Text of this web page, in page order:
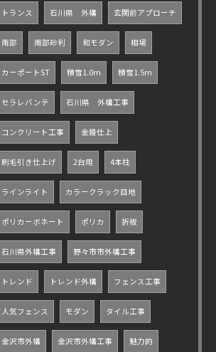
トランス 石川県 外構 玄関前アプローチ
南部 南部砂利 和モダン 相場
カーポートST 積雪1.0ｍ 積雪1.5ｍ
セラレバンテ 石川県 外構工事
コンクリート工事 金鏝仕上
刷毛引き仕上げ 2台用 4本柱
ラインライト カラークラック目地
ポリカーボネート ポリカ 折板
石川県外構工事 野々市市外構工事
トレンド トレンド外構 フェンス工事
人気フェンス モダン タイル工事
金沢市外構 金沢市外構工事 魅力的